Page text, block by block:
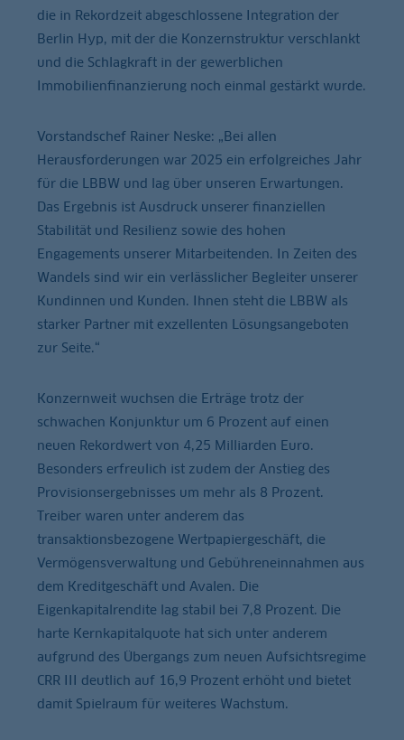
die in Rekordzeit abgeschlossene Integration der
Berlin Hyp, mit der die Konzernstruktur verschlankt
und die Schlagkraft in der gewerblichen
Immobilienfinanzierung noch einmal gestärkt wurde.
Vorstandschef Rainer Neske: „Bei allen
Herausforderungen war 2025 ein erfolgreiches Jahr
für die LBBW und lag über unseren Erwartungen.
Das Ergebnis ist Ausdruck unserer finanziellen
Stabilität und Resilienz sowie des hohen
Engagements unserer Mitarbeitenden. In Zeiten des
Wandels sind wir ein verlässlicher Begleiter unserer
Kundinnen und Kunden. Ihnen steht die LBBW als
starker Partner mit exzellenten Lösungsangeboten
zur Seite.“
Konzernweit wuchsen die Erträge trotz der
schwachen Konjunktur um 6 Prozent auf einen
neuen Rekordwert von 4,25 Milliarden Euro.
Besonders erfreulich ist zudem der Anstieg des
Provisionsergebnisses um mehr als 8 Prozent.
Treiber waren unter anderem das
transaktionsbezogene Wertpapiergeschäft, die
Vermögensverwaltung und Gebühreneinnahmen aus
dem Kreditgeschäft und Avalen. Die
Eigenkapitalrendite lag stabil bei 7,8 Prozent. Die
harte Kernkapitalquote hat sich unter anderem
aufgrund des Übergangs zum neuen Aufsichtsregime
CRR III deutlich auf 16,9 Prozent erhöht und bietet
damit Spielraum für weiteres Wachstum.